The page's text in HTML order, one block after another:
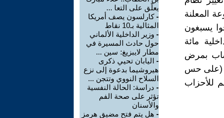
المعلنة
يسبغون
مائة
بمرض
(على حس
للأحزاب
يعلّق على التعا ...
-كارلسون يصف أمريكا
المثالية بـ10 نقاط
- وزير الداخلية الألماني
حول حادث المسيرة في
مطار لايبزيغ: سين ...
- اليابان تحيي ذكرى
هيروشيما بدعوة إلى نزع
السلاح النووي وتتجن ...
- دراسة: الحالة النفسية
تؤثر على صحة الفم
والأسنان
- هل يتم فتح مضيق هرمز